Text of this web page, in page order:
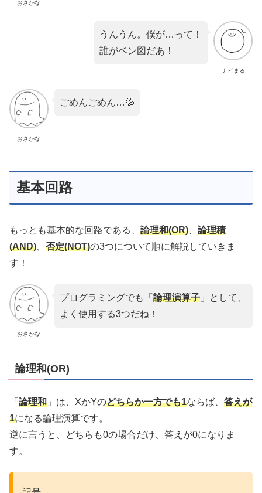
おさかな
ナビまる
うんうん。僕が…って！
誰がベン図だあ！
おさかな
ごめんごめん…💦
基本回路
もっとも基本的な回路である、 論理和(OR)
論理積
(AND)
否定(NOT)の3つについて順に解説していきま
す！
おさかな
プログラミングでも「 論理演算子」として、
よく使用する3つだね！
論理和(OR)
「 論理和 」は、XかYのどちらか一方でも1ならば、 答えが
1になる論理演算です。
逆に言うと、どちらも0の場合だけ、答えが0になりま
す。